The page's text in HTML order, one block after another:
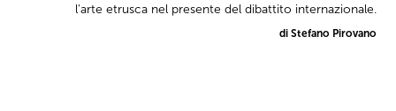
l'arte etrusca nel presente del dibattito internazionale.
di Stefano Pirovano